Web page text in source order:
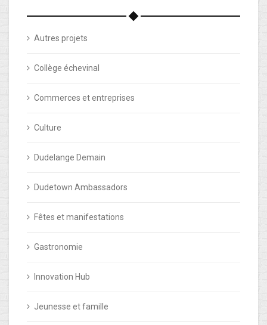
Autres projets
Collège échevinal
Commerces et entreprises
Culture
Dudelange Demain
Dudetown Ambassadors
Fêtes et manifestations
Gastronomie
Innovation Hub
Jeunesse et famille